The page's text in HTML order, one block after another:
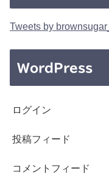
Tweets by
WordPress
ログイン
投稿フィード
コメントフィード